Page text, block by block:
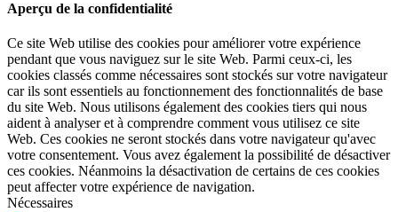
Aperçu de la confidentialité
Ce site Web utilise des cookies pour améliorer votre expérience
pendant que vous naviguez sur le site Web. Parmi ceux-ci, les
cookies classés comme nécessaires sont stockés sur votre navigateur
car ils sont essentiels au fonctionnement des fonctionnalités de base
du site Web. Nous utilisons également des cookies tiers qui nous
aident à analyser et à comprendre comment vous utilisez ce site
Web. Ces cookies ne seront stockés dans votre navigateur qu'avec
votre consentement. Vous avez également la possibilité de désactiver
ces cookies. Néanmoins la désactivation de certains de ces cookies
peut affecter votre expérience de navigation.
Nécessaires